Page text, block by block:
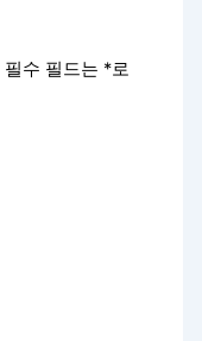
필수 필드는 *로